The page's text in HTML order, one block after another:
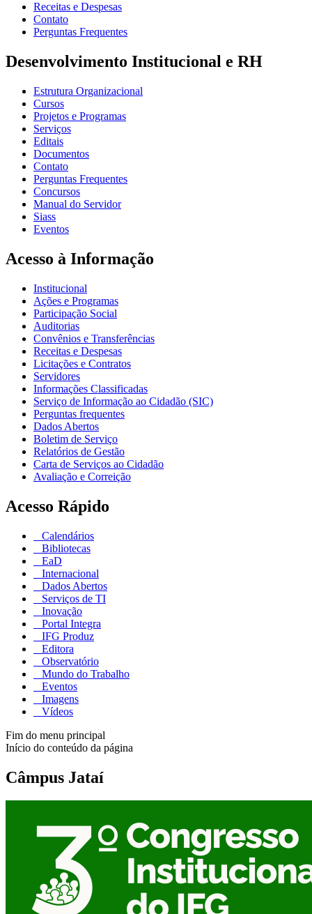
Receitas e Despesas
Contato
Perguntas Frequentes
Desenvolvimento Institucional e RH
Estrutura Organizacional
Cursos
Projetos e Programas
Serviços
Editais
Documentos
Contato
Perguntas Frequentes
Concursos
Manual do Servidor
Siass
Eventos
Acesso à Informação
Institucional
Ações e Programas
Participação Social
Auditorias
Convênios e Transferências
Receitas e Despesas
Licitações e Contratos
Servidores
Informações Classificadas
Serviço de Informação ao Cidadão (SIC)
Perguntas frequentes
Dados Abertos
Boletim de Serviço
Relatórios de Gestão
Carta de Serviços ao Cidadão
Avaliação e Correição
Acesso Rápido
Calendários
Bibliotecas
EaD
Internacional
Dados Abertos
Serviços de TI
Inovação
Portal Integra
IFG Produz
Editora
Observatório
Mundo do Trabalho
Eventos
Imagens
Vídeos
Fim do menu principal
Início do conteúdo da página
Câmpus Jataí